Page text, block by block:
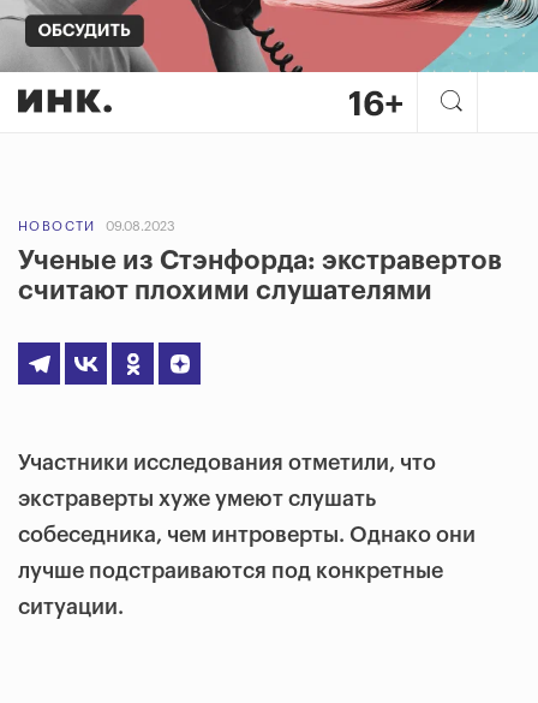
НОВОСТИ 09.08.2023
Ученые из Стэнфорда: экстравертов
считают плохими слушателями
Участники исследования отметили, что
экстраверты хуже умеют слушать
собеседника, чем интроверты. Однако они
лучше подстраиваются под конкретные
ситуации.